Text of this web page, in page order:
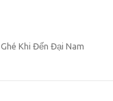
Khi Đến Đại Nam